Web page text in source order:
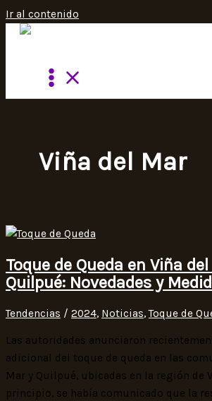
Ir al contenido
Viña del Mar
Toque de Queda en Viña
Quilpué: Novedades y
Tendencias / 2024, Noticias,Toque de
Las autoridades anunciaron
adicional del toque de queda en las
Mar y Quilpué, ubicadas en la región de
principio, se había comunicado que la